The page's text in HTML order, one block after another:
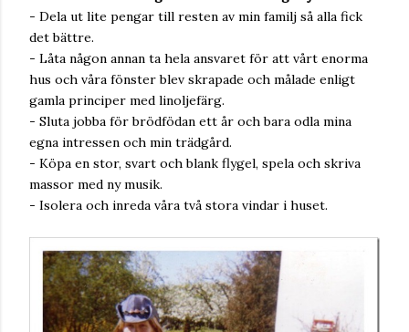
- Dela ut lite pengar till resten av min familj så alla fick
det bättre.
- Låta någon annan ta hela ansvaret för att vårt enorma
hus och våra fönster blev skrapade och målade enligt
gamla principer med linoljefärg.
- Sluta jobba för brödfödan ett år och bara odla mina
egna intressen och min trädgård.
- Köpa en stor, svart och blank flygel, spela och skriva
massor med ny musik.
- Isolera och inreda våra två stora vindar i huset.